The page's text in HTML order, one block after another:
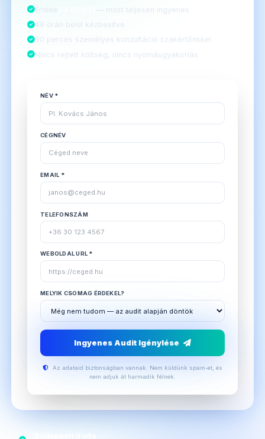
Értéke
— most teljesen ingyenes
48 órán belül kézbesítve
30 perces személyes konzultáció szakértőnkkel
Nincs rejtett költség, nincs nyomásgyakorlás
NÉV *
CÉGNÉV
EMAIL *
TELEFONSZÁM
WEBOLDAL URL *
MELYIK CSOMAG ÉRDEKEL?
Ingyenes Audit Igénylése
Az adataid biztonságban vannak. Nem küldünk spam-et, és
nem adjuk át harmadik félnek.